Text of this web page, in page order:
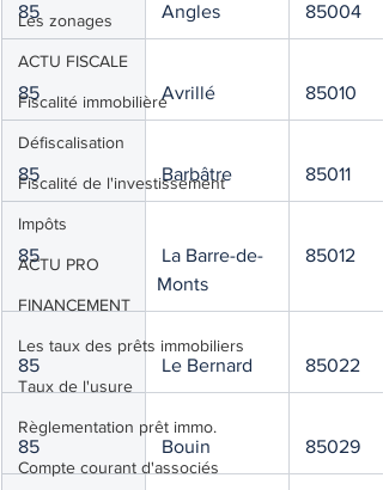
Les zonages
ACTU FISCALE
Fiscalité immobilière
Défiscalisation
Fiscalité de l'investissement
Impôts
ACTU PRO
FINANCEMENT
Les taux des prêts immobiliers
Taux de l'usure
Règlementation prêt immo.
Compte courant d'associés
85 Angles 85004
85 Avrillé 85010
85 Barbâtre 85011
85
Monts
85012
85 Le Bernard 85022
85 Bouin 85029